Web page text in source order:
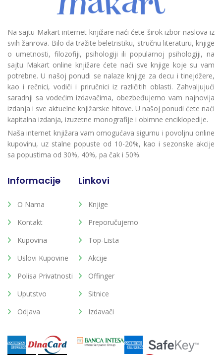
Na sajtu Makart internet knjižare naći ćete širok izbor naslova iz
svih žanrova. Bilo da tražite beletristiku, stručnu literaturu, knjige
o umetnosti, filozofiji, psihologiji ili popularnoj psihologiji, na
sajtu Makart online knjižare ćete naći sve knjige koje su vam
potrebne. U našoj ponudi se nalaze knjige za decu i tinejdžere,
kao i rečnici, vodiči i priručnici iz različitih oblasti. Zahvaljujući
saradnji sa vodećim izdavačima, obezbeđujemo vam najnovija
izdanja i sve aktuelne knjižarske hitove. U našoj ponudi ćete naći
kapitalna izdanja, izuzetne monografije i obimne enciklopedije.
Naša internet knjižara vam omogućava sigurnu i povoljnu online
kupovinu, uz stalne popuste od 10-20%, kao i sezonske akcije
sa popustima od 30%, 40%, pa čak i 50%.
Informacije
O Nama
Kontakt
Kupovina
Uslovi Kupovine
Polisa Privatnosti
Uputstvo
Odjava
Linkovi
Knjige
Preporučujemo
Top-Lista
Akcije
Offinger
Sitnice
Izdavači